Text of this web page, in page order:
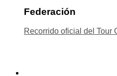
Federación
Recorrido oficial del Tour